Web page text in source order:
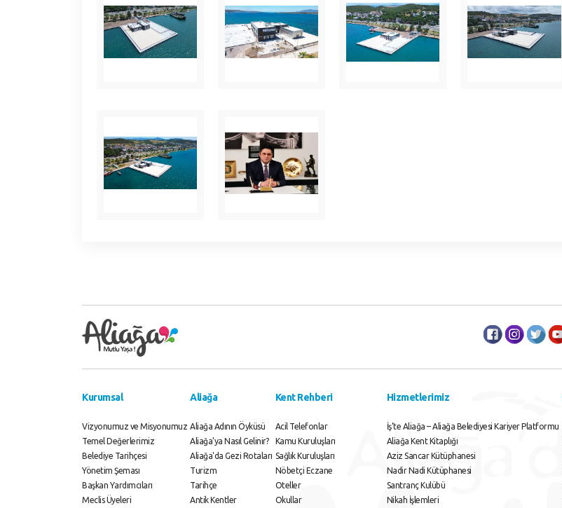
Kurumsal
Vizyonumuz ve Misyonumuz
Temel Değerlerimiz
Belediye Tarihçesi
Yönetim Şeması
Başkan Yardımcıları
Meclis Üyeleri
Aliağa
Aliağa Adının Öyküsü
Aliağa'ya Nasıl Gelinir?
Aliağa'da Gezi Rotaları
Turizm
Tarihçe
Antik Kentler
Kent Rehberi
Acil Telefonlar
Kamu Kuruluşları
Sağlık Kuruluşları
Nöbetçi Eczane
Oteller
Okullar
Hizmetlerimiz
İş’te Aliağa – Aliağa Belediyesi Kariyer Platformu
Aliağa Kent Kitaplığı
Aziz Sancar Kütüphanesi
Nadir Nadi Kütüphanesi
Santranç Kulübü
Nikah İşlemleri